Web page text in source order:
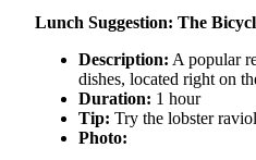
Lunch Suggestion: The
Description: A popular
dishes, located right on
Duration: 1 hour
Tip: Try the lobster
Photo: